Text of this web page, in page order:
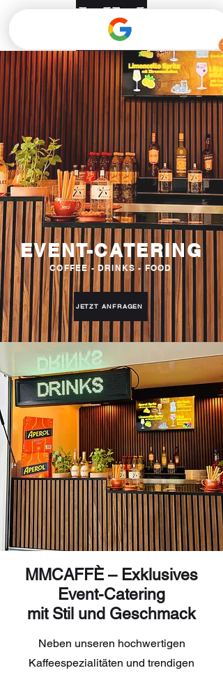
EVENT-CATERING
COFFEE - DRINKS - FOOD
JETZT ANFRAGEN
MMCAFFÈ – Exklusives
Event-Catering
mit Stil und Geschmack
Neben unseren hochwertigen
Kaffeespezialitäten und trendigen